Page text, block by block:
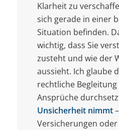
Klarheit zu
sich gerade in einer
Situation befinden.
wichtig, dass Sie
zusteht und wie der
aussieht. Ich glaube
rechtliche
Ansprüche
Unsicherheit nimmt
Versicherungen